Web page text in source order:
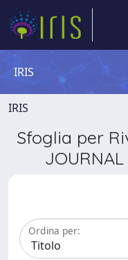
IRIS
IRIS
Sfoglia per
JOURNAL
Ordina per: